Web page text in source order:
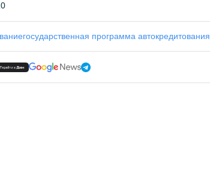
государственная программа автокредитования